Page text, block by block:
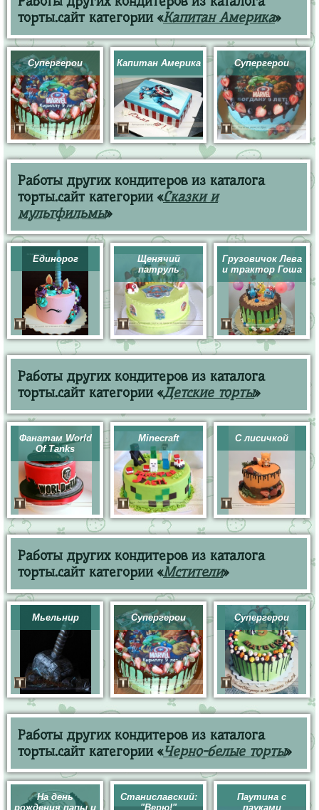
торты.сайт категории «Капитан Америка»
Супергерои Капитан Америка Супергерои
Работы других кондитеров из каталога
торты.сайт категории «Сказки и
мультфильмы»
Единорог
Щенячий
патруль
Грузовичок Лева
и трактор Гоша
Работы других кондитеров из каталога
торты.сайт категории «Детские торты»
Фанатам World
Of Tanks
Minecraft С лисичкой
Работы других кондитеров из каталога
торты.сайт категории «Мстители»
Мьельнир Супергерои Супергерои
Работы других кондитеров из каталога
торты.сайт категории «Черно-белые торты»
На день
рождения папы и
Станиславский:
"Верю!"
Паутина с
пауками